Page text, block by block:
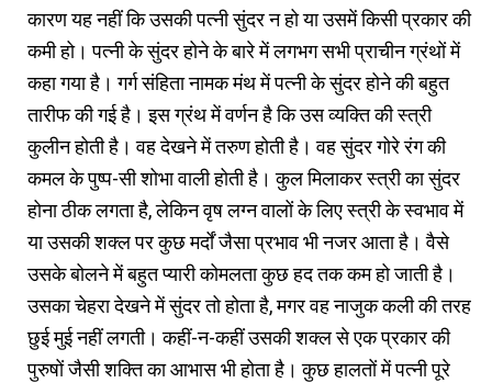
कारण यह नहीं कि उसकी पत्नी सुंदर न हो या उसमें किसी प्रकार की
कमी हो। पत्नी के सुंदर होने के बारे में लगभग सभी प्राचीन ग्रंथों में
कहा गया है। गर्ग संहिता नामक मंथ में पत्नी के सुंदर होने की बहुत
तारीफ की गई है। इस ग्रंथ में वर्णन है कि उस व्यक्ति की स्त्री
कुलीन होती है। वह देखने में तरुण होती है। वह सुंदर गोरे रंग की
कमल के पुष्प-सी शोभा वाली होती है। कुल मिलाकर स्त्री का सुंदर
होना ठीक लगता है, लेकिन वृष लग्न वालों के लिए स्त्री के स्वभाव में
या उसकी शक्ल पर कुछ मर्दों जैसा प्रभाव भी नजर आता है। वैसे
उसके बोलने में बहुत प्यारी कोमलता कुछ हद तक कम हो जाती है।
उसका चेहरा देखने में सुंदर तो होता है, मगर वह नाजुक कली की तरह
छुई मुई नहीं लगती। कहीं-न-कहीं उसकी शक्ल से एक प्रकार की
पुरुषों जैसी शक्ति का आभास भी होता है। कुछ हालतों में पत्नी पूरे